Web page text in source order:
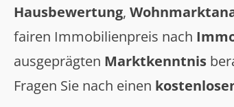
Hausbewertung,
fairen Immobilienpreis nach
ausgeprägten Marktkenntnis
Fragen Sie nach einen